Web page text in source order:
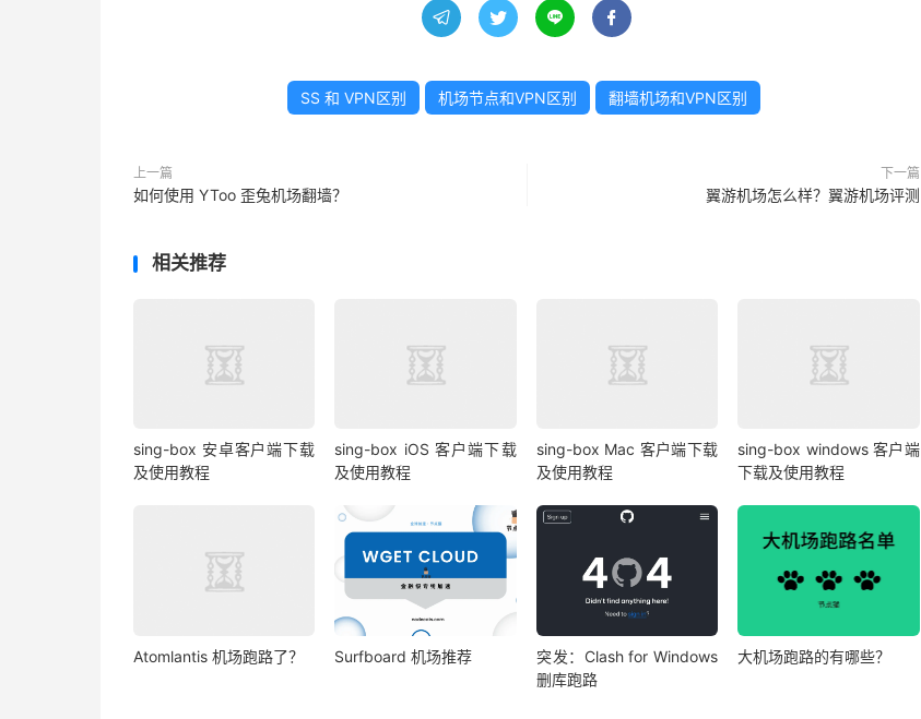
   
SS 和 VPN区别 机场节点和VPN区别 翻墙机场和VPN区别
上一篇
如何使用 YToo 歪兔机场翻墙？
下一篇
翼游机场怎么样？翼游机场评测
相关推荐
sing-box 安卓客户端下载
及使用教程
sing-box iOS 客户端下载
及使用教程
sing-box Mac 客户端下载
及使用教程
sing-box windows 客户端
下载及使用教程
Atomlantis 机场跑路了？ Surfboard 机场推荐
突发：Clash for Windows
删库跑路
大机场跑路的有哪些？